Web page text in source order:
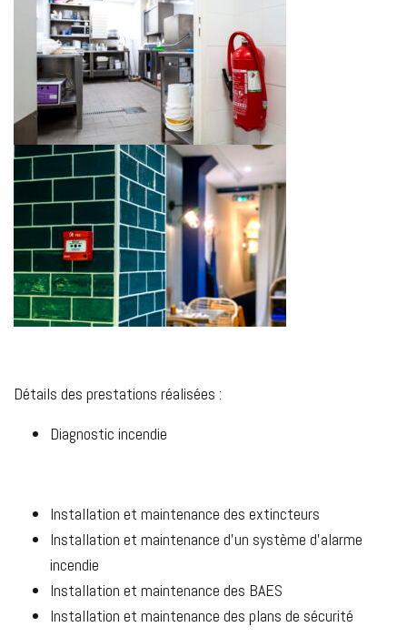
Détails des prestations réalisées :
Diagnostic incendie
Installation et maintenance des extincteurs
Installation et maintenance d’un système d’alarme
incendie
Installation et maintenance des BAES
Installation et maintenance des plans de sécurité